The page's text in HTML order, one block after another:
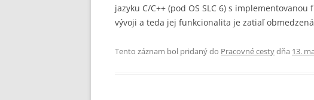
jazyku C/C++ (pod OS SLC 6) s
vývoji a teda jej funkcionalita je zatiaľ
Tento záznam bol pridaný do Pracovné cestydňa 13.